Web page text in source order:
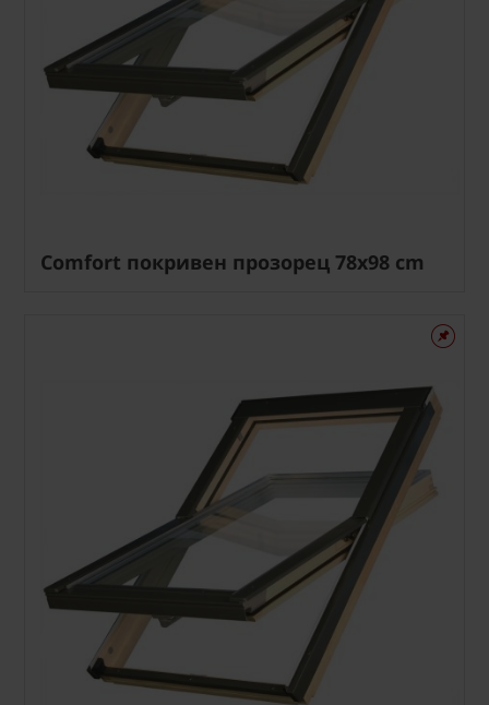
Comfort покривен прозорец 78x98 cm